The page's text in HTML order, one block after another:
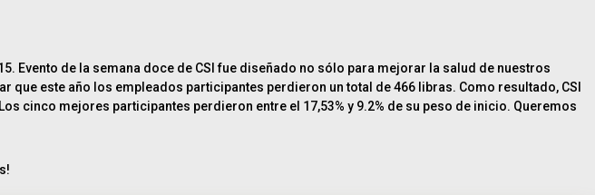
Evento de la semana doce de CSI fue diseñado no sólo para mejorar la salud de nuestros
este año los empleados participantes perdieron un total de 466 libras. Como resultado, CSI
cinco mejores participantes perdieron entre el 17,53% y 9.2% de su peso de inicio. Queremos